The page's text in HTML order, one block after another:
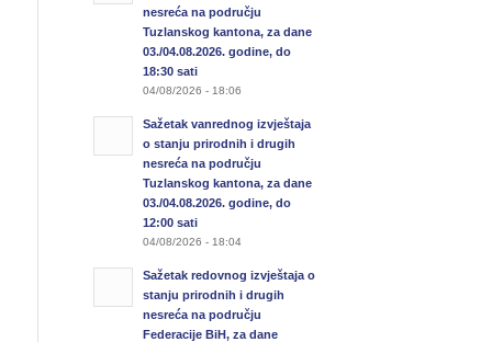
nesreća na području
Tuzlanskog kantona, za dane
03./04.08.2026. godine, do
18:30 sati
04/08/2026 - 18:06
Sažetak vanrednog izvještaja
o stanju prirodnih i drugih
nesreća na području
Tuzlanskog kantona, za dane
03./04.08.2026. godine, do
12:00 sati
04/08/2026 - 18:04
Sažetak redovnog izvještaja o
stanju prirodnih i drugih
nesreća na području
Federacije BiH, za dane